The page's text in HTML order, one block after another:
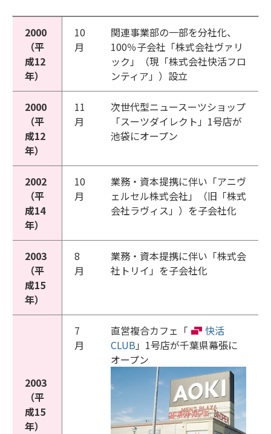
2000
（平
成12
年）
10
月
関連事業部の一部を分社化、
100％子会社「株式会社ヴァリ
ック」（現「株式会社快活フロ
ンティア」）設立
2000
（平
成12
年）
11
月
次世代型ニュースーツショップ
「スーツダイレクト」1号店が
池袋にオープン
2002
（平
成14
年）
10
月
業務・資本提携に伴い「アニヴ
ェルセル株式会社」（旧「株式
会社ラヴィス」）を子会社化
2003
（平
成15
年）
8
月
業務・資本提携に伴い「株式会
社トリイ」を子会社化
2003
（平
成15
年）
7
月
直営複合カフェ「
快活
CLUB 」1号店が千葉県幕張に
オープン